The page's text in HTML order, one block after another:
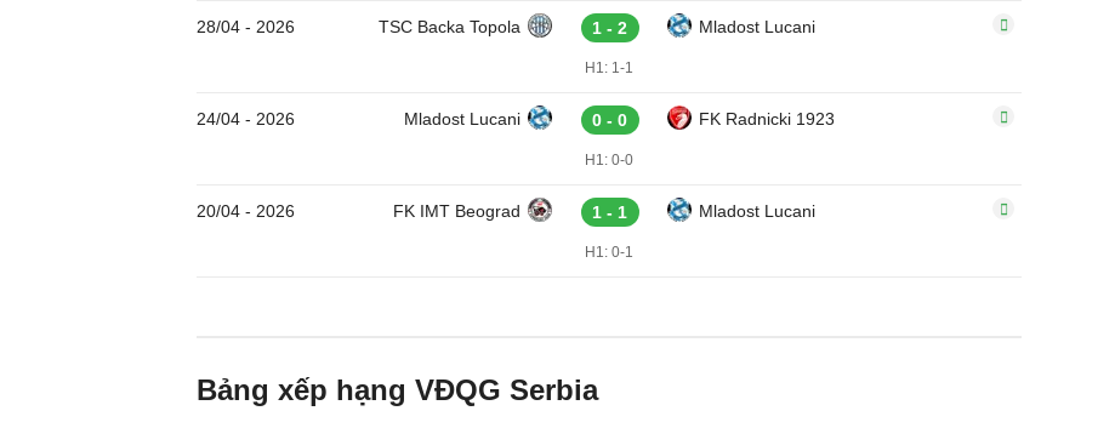
28/04 - 2026 TSC Backa Topola 1 - 2 Mladost Lucani
H1: 1-1
24/04 - 2026 Mladost Lucani 0 - 0 FK Radnicki 1923
H1: 0-0
20/04 - 2026 FK IMT Beograd 1 - 1 Mladost Lucani
H1: 0-1
Bảng xếp hạng VĐQG Serbia